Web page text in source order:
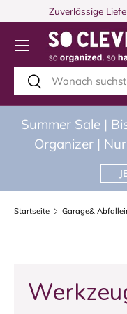
DIREKT ZUM INHALT
Zuverlässige
Suchen
Suchen
Menü
Summer Sale |
Organizer |
Startseite Garage&